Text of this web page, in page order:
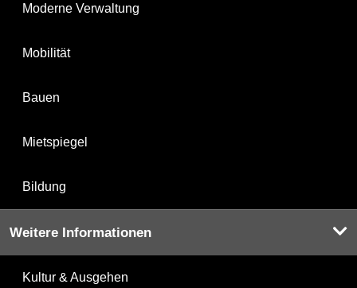
Moderne Verwaltung
Mobilität
Bauen
Mietspiegel
Bildung
Weitere Informationen
Kultur & Ausgehen